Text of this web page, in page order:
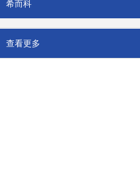
希而科
查看更多